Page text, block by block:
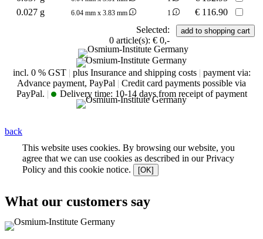
0.027 g
6.04 mm x 3.83 mm 1 € 116.90
Selected:
0 article(s): € 0,-
incl. 0 % GST | plus Insurance and shipping costs | payment via:
Advance payment, PayPal | Credit card payments possible via
PayPal. | Delivery time: 10-14 days from receipt of payment
back
This website uses cookies. By browsing our website, you
agree that we can use cookies as described in our Privacy
Policy and this cookie notice.
[OK]
What our customers say